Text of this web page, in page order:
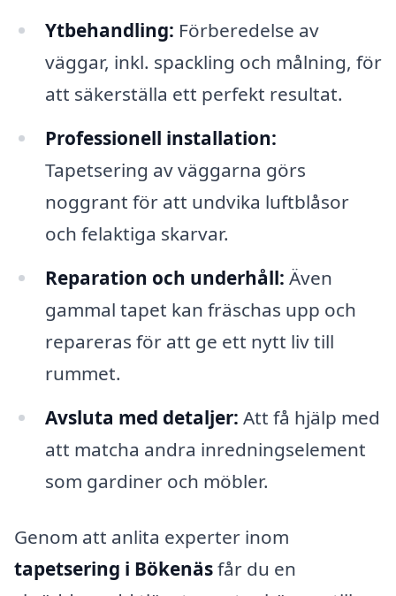
Ytbehandling: Förberedelse av
väggar, inkl. spackling och målning, för
att säkerställa ett perfekt resultat.
Professionell installation:
Tapetsering av väggarna görs
noggrant för att undvika luftblåsor
och felaktiga skarvar.
Reparation och underhåll: Även
gammal tapet kan fräschas upp och
repareras för att ge ett nytt liv till
rummet.
Avsluta med detaljer: Att få hjälp med
att matcha andra inredningselement
som gardiner och möbler.
Genom att anlita experter inom
tapetsering i Bökenäsfår du en